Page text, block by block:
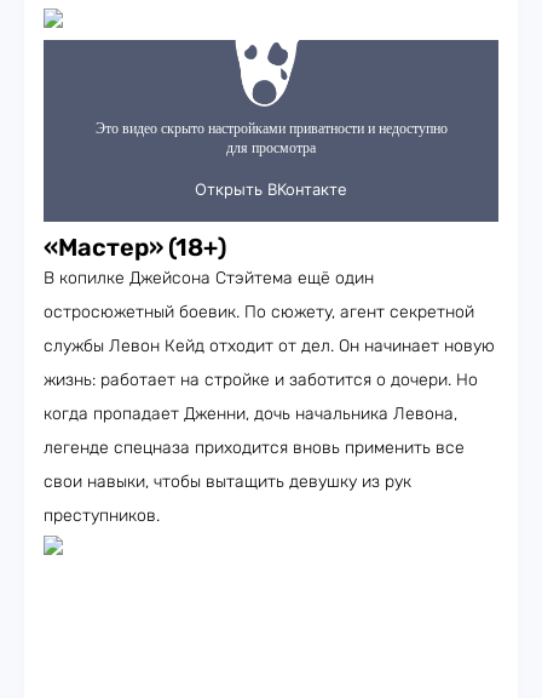
«Мастер» (18+)
В копилке Джейсона Стэйтема ещё один
остросюжетный боевик. По сюжету, агент секретной
службы Левон Кейд отходит от дел. Он начинает новую
жизнь: работает на стройке и заботится о дочери. Но
когда пропадает Дженни, дочь начальника Левона,
легенде спецназа приходится вновь применить все
свои навыки, чтобы вытащить девушку из рук
преступников.